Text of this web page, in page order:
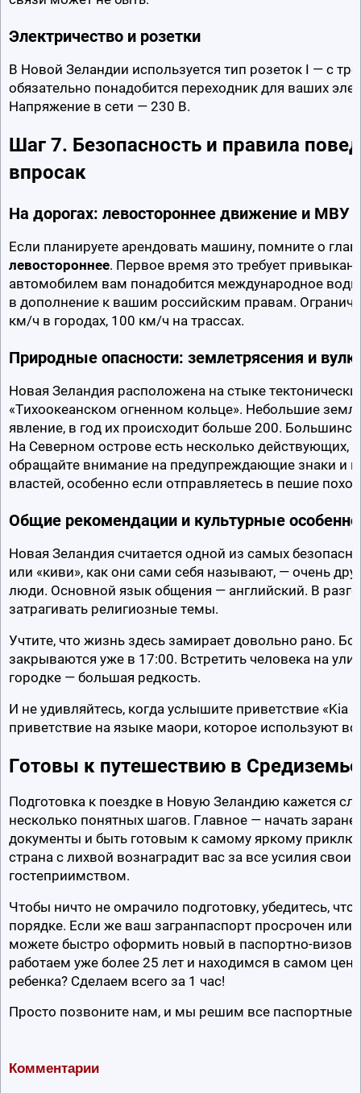
Электричество и розетки
В Новой Зеландии используется тип розеток I — с
обязательно понадобится переходник для ваших
Напряжение в сети — 230 В.
Шаг 7. Безопасность и правила
впросак
На дорогах: левостороннее движение и МВУ
левостороннее. Первое время это требует
автомобилем вам понадобится международное
в дополнение к вашим российским правам.
км/ч в городах, 100 км/ч на трассах.
Природные опасности: землетрясения и
Новая Зеландия расположена на стыке
«Тихоокеанском огненном кольце». Небольшие
явление, в год их происходит больше 200.
На Северном острове есть несколько действующих,
обращайте внимание на предупреждающие знаки и
властей, особенно если отправляетесь в пешие
Общие рекомендации и культурные
Новая Зеландия считается одной из самых
или «киви», как они сами себя называют, — очень
люди. Основной язык общения — английский. В
затрагивать религиозные темы.
Учтите, что жизнь здесь замирает довольно рано.
закрываются уже в 17:00. Встретить человека на
городке — большая редкость.
И не удивляйтесь, когда услышите приветствие «Kia
приветствие на языке маори, которое используют
Готовы к путешествию в
Подготовка к поездке в Новую Зеландию кажется
несколько понятных шагов. Главное — начать
документы и быть готовым к самому яркому
страна с лихвой вознаградит вас за все усилия
гостеприимством.
Чтобы ничто не омрачило подготовку, убедитесь,
порядке. Если же ваш загранпаспорт просрочен или
можете быстро оформить новый в паспортно-
работаем уже более 25 лет и находимся в самом
ребенка? Сделаем всего за 1 час!
Просто позвоните нам, и мы решим все паспортные
Комментарии